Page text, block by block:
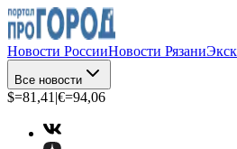
Новости РоссииНовости Рязани
Все новости
$=81,41 |€=94,06